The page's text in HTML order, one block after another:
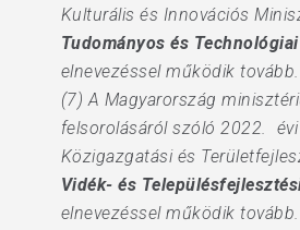
Kulturális és Innovációs
Tudományos és
elnevezéssel működik tovább.
(7) A Magyarország
felsorolásáról szóló 2022.
Közigazgatási és
Vidék- és
elnevezéssel működik tovább.